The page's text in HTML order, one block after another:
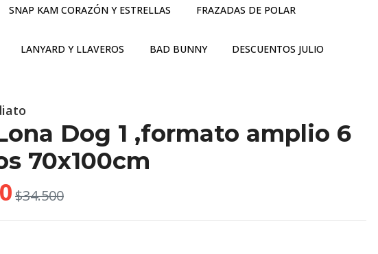
SNAP KAM CORAZÓN Y ESTRELLAS FRAZADAS DE POLAR
LANYARD Y LLAVEROS BAD BUNNY DESCUENTOS JULIO
Dog 1 ,formato amplio 6
70x100cm
$34.500